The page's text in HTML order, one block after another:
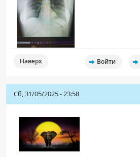
Наверх Войти
Сб, 31/05/2025 - 23:58